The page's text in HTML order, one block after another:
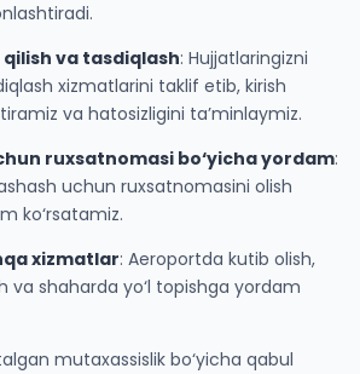
va tasdiqlash: Hujjatlaringizni
xizmatlarini taklif etib, kirish
va hatosizligini ta’minlaymiz.
ruxsatnomasi bo‘yicha yordam:
uchun ruxsatnomasini olish
ko‘rsatamiz.
xizmatlar: Aeroportda kutib olish,
va shaharda yo‘l topishga yordam
mutaxassislik bo‘yicha qabul